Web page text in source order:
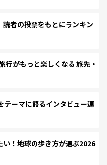
者の投票をもとにランキン
がもっと楽しくなる 旅先・
テーマに語るインタビュー連
い！地球の歩き方が選ぶ2026